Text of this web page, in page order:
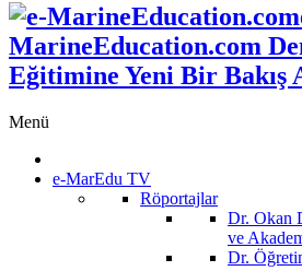
MarineEducation.com
Eğitimine Yeni Bir Bakış
Menü
e-MarEdu TV
Röportajlar
Dr. Okan
ve
Dr.